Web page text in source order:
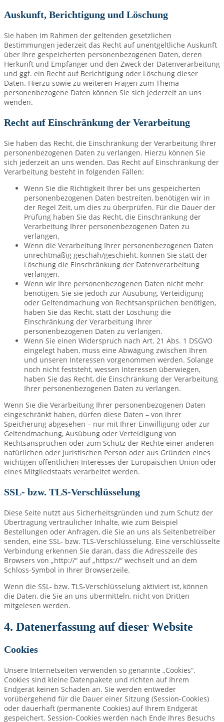
Auskunft, Berichtigung und Löschung
Sie haben im Rahmen der geltenden gesetzlichen
Bestimmungen jederzeit das Recht auf unentgeltliche Auskunft
über Ihre gespeicherten personenbezogenen Daten, deren
Herkunft und Empfänger und den Zweck der Datenverarbeitung
und ggf. ein Recht auf Berichtigung oder Löschung dieser
Daten. Hierzu sowie zu weiteren Fragen zum Thema
personenbezogene Daten können Sie sich jederzeit an uns
wenden.
Recht auf Einschränkung der Verarbeitung
Sie haben das Recht, die Einschränkung der Verarbeitung Ihrer
personenbezogenen Daten zu verlangen. Hierzu können Sie
sich jederzeit an uns wenden. Das Recht auf Einschränkung der
Verarbeitung besteht in folgenden Fällen:
Wenn Sie die Richtigkeit Ihrer bei uns gespeicherten
personenbezogenen Daten bestreiten, benötigen wir in
der Regel Zeit, um dies zu überprüfen. Für die Dauer der
Prüfung haben Sie das Recht, die Einschränkung der
Verarbeitung Ihrer personenbezogenen Daten zu
verlangen.
Wenn die Verarbeitung Ihrer personenbezogenen Daten
unrechtmäßig geschah/geschieht, können Sie statt der
Löschung die Einschränkung der Datenverarbeitung
verlangen.
Wenn wir Ihre personenbezogenen Daten nicht mehr
benötigen, Sie sie jedoch zur Ausübung, Verteidigung
oder Geltendmachung von Rechtsansprüchen benötigen,
haben Sie das Recht, statt der Löschung die
Einschränkung der Verarbeitung Ihrer
personenbezogenen Daten zu verlangen.
Wenn Sie einen Widerspruch nach Art. 21 Abs. 1 DSGVO
eingelegt haben, muss eine Abwägung zwischen Ihren
und unseren Interessen vorgenommen werden. Solange
noch nicht feststeht, wessen Interessen überwiegen,
haben Sie das Recht, die Einschränkung der Verarbeitung
Ihrer personenbezogenen Daten zu verlangen.
Wenn Sie die Verarbeitung Ihrer personenbezogenen Daten
eingeschränkt haben, dürfen diese Daten – von ihrer
Speicherung abgesehen – nur mit Ihrer Einwilligung oder zur
Geltendmachung, Ausübung oder Verteidigung von
Rechtsansprüchen oder zum Schutz der Rechte einer anderen
natürlichen oder juristischen Person oder aus Gründen eines
wichtigen öffentlichen Interesses der Europäischen Union oder
eines Mitgliedstaats verarbeitet werden.
SSL- bzw. TLS-Verschlüsselung
Diese Seite nutzt aus Sicherheitsgründen und zum Schutz der
Übertragung vertraulicher Inhalte, wie zum Beispiel
Bestellungen oder Anfragen, die Sie an uns als Seitenbetreiber
senden, eine SSL- bzw. TLS-Verschlüsselung. Eine verschlüsselte
Verbindung erkennen Sie daran, dass die Adresszeile des
Browsers von „http://“ auf „https://“ wechselt und an dem
Schloss-Symbol in Ihrer Browserzeile.
Wenn die SSL- bzw. TLS-Verschlüsselung aktiviert ist, können
die Daten, die Sie an uns übermitteln, nicht von Dritten
mitgelesen werden.
4. Datenerfassung auf dieser Website
Cookies
Unsere Internetseiten verwenden so genannte „Cookies“.
Cookies sind kleine Datenpakete und richten auf Ihrem
Endgerät keinen Schaden an. Sie werden entweder
vorübergehend für die Dauer einer Sitzung (Session-Cookies)
oder dauerhaft (permanente Cookies) auf Ihrem Endgerät
gespeichert. Session-Cookies werden nach Ende Ihres Besuchs